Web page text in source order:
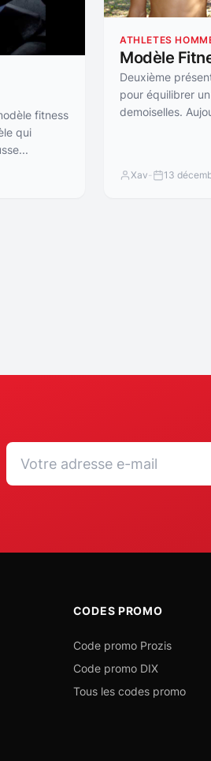
fitness
qui
ATHLETES
Modèle
Deuxième
pour équilibrer
demoiselles.
Xav- 13
CODES PROMO
Code promo Prozis
Code promo DIX
Tous les codes promo